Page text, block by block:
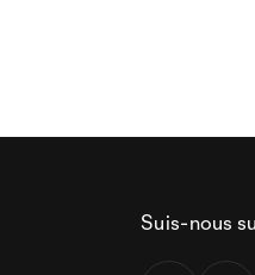
Suis-nous